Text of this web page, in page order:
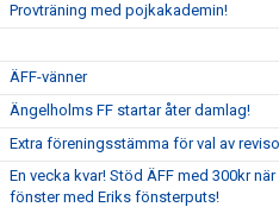
Provträning med pojkakademin!
ÄFF-vänner
Ängelholms FF startar åter damlag!
Extra föreningsstämma för val av
En vecka kvar! Stöd ÄFF med 300kr
fönster med Eriks fönsterputs!